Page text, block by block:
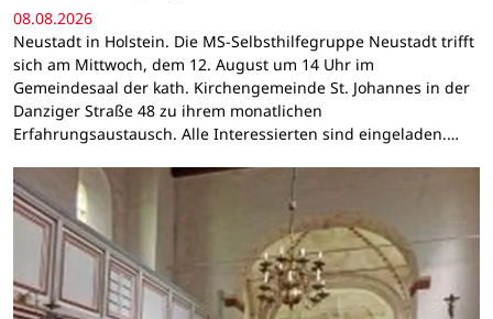
08.08.2026
Neustadt in Holstein. Die MS-Selbsthilfegruppe Neustadt trifft
sich am Mittwoch, dem 12. August um 14 Uhr im
Gemeindesaal der kath. Kirchengemeinde St. Johannes in der
Danziger Straße 48 zu ihrem monatlichen
Erfahrungsaustausch. Alle Interessierten sind eingeladen.…